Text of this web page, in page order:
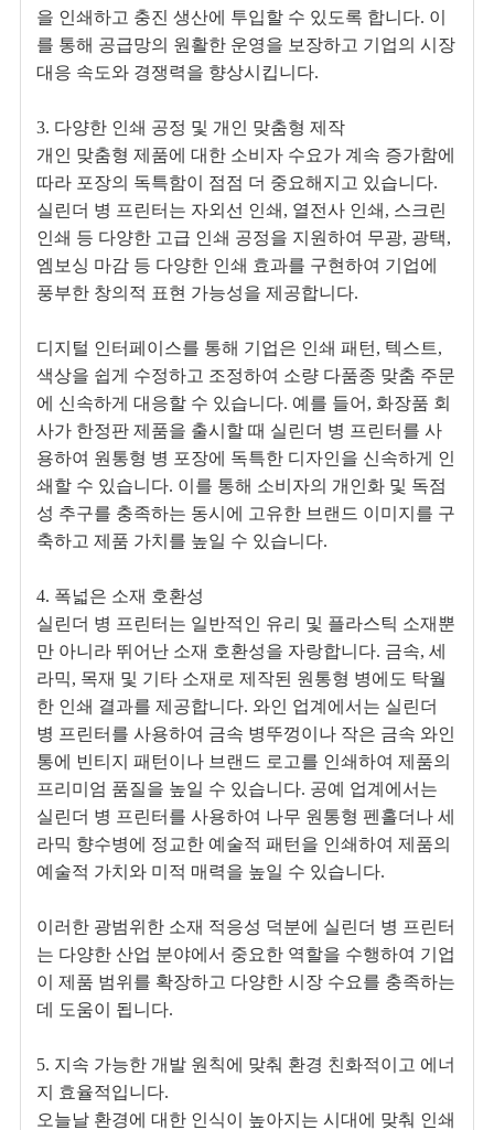
을 인쇄하고 충진 생산에 투입할 수 있도록 합니다. 이
를 통해 공급망의 원활한 운영을 보장하고 기업의 시장
대응 속도와 경쟁력을 향상시킵니다.
3. 다양한 인쇄 공정 및 개인 맞춤형 제작
개인 맞춤형 제품에 대한 소비자 수요가 계속 증가함에
따라 포장의 독특함이 점점 더 중요해지고 있습니다.
실린더 병 프린터는 자외선 인쇄, 열전사 인쇄, 스크린
인쇄 등 다양한 고급 인쇄 공정을 지원하여 무광, 광택,
엠보싱 마감 등 다양한 인쇄 효과를 구현하여 기업에
풍부한 창의적 표현 가능성을 제공합니다.
디지털 인터페이스를 통해 기업은 인쇄 패턴, 텍스트,
색상을 쉽게 수정하고 조정하여 소량 다품종 맞춤 주문
에 신속하게 대응할 수 있습니다. 예를 들어, 화장품 회
사가 한정판 제품을 출시할 때 실린더 병 프린터를 사
용하여 원통형 병 포장에 독특한 디자인을 신속하게 인
쇄할 수 있습니다. 이를 통해 소비자의 개인화 및 독점
성 추구를 충족하는 동시에 고유한 브랜드 이미지를 구
축하고 제품 가치를 높일 수 있습니다.
4. 폭넓은 소재 호환성
실린더 병 프린터는 일반적인 유리 및 플라스틱 소재뿐
만 아니라 뛰어난 소재 호환성을 자랑합니다. 금속, 세
라믹, 목재 및 기타 소재로 제작된 원통형 병에도 탁월
한 인쇄 결과를 제공합니다. 와인 업계에서는 실린더
병 프린터를 사용하여 금속 병뚜껑이나 작은 금속 와인
통에 빈티지 패턴이나 브랜드 로고를 인쇄하여 제품의
프리미엄 품질을 높일 수 있습니다. 공예 업계에서는
실린더 병 프린터를 사용하여 나무 원통형 펜홀더나 세
라믹 향수병에 정교한 예술적 패턴을 인쇄하여 제품의
예술적 가치와 미적 매력을 높일 수 있습니다.
이러한 광범위한 소재 적응성 덕분에 실린더 병 프린터
는 다양한 산업 분야에서 중요한 역할을 수행하여 기업
이 제품 범위를 확장하고 다양한 시장 수요를 충족하는
데 도움이 됩니다.
5. 지속 가능한 개발 원칙에 맞춰 환경 친화적이고 에너
지 효율적입니다.
오늘날 환경에 대한 인식이 높아지는 시대에 맞춰 인쇄